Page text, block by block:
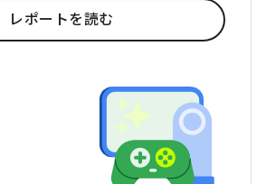
レポートを読む